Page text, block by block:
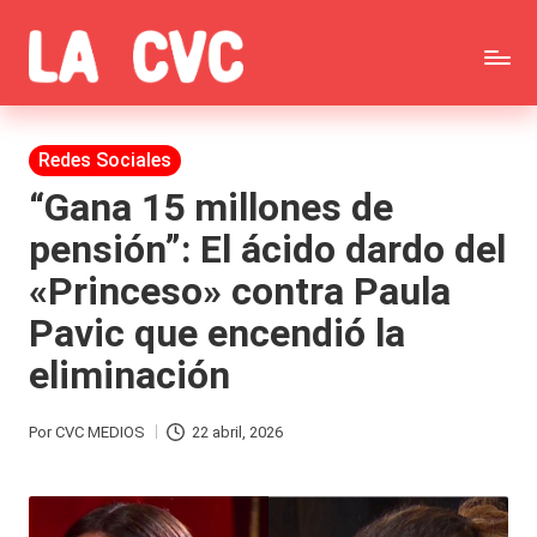
Saltar
al
contenido
C
o
p
u
c
h
a
s
y
ar
Todas
las
noticias
de
la
farándula,
Realitys,
Tierra
Gran
Publicada
en
Redes Sociales
“Gana 15 millones de
pensión”: El ácido dardo del
«Princeso» contra Paula
Pavic que encendió la
eliminación
Publicado
PorCVC MEDIOS 22 abril, 2026